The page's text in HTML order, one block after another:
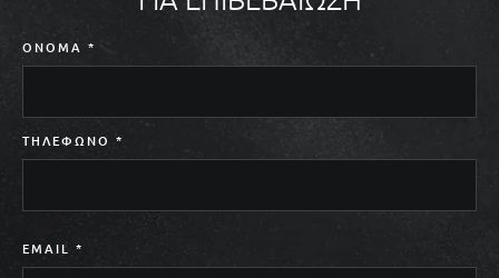
ΌΝΟΜΑ *
ΤΗΛΈΦΩΝΟ *
EMAIL *